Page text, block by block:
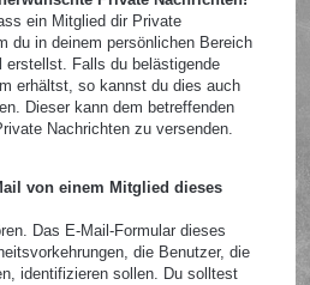
ein Mitglied dir Private
du in deinem persönlichen Bereich
erstellst. Falls du belästigende
erhältst, so kannst du dies auch
Dieser kann dem betreffenden
Nachrichten zu versenden.
von einem Mitglied dieses
Das E-Mail-Formular dieses
die Benutzer, die
identifizieren sollen. Du solltest